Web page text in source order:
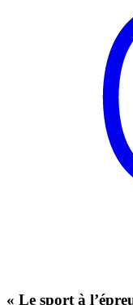
« Le sport à